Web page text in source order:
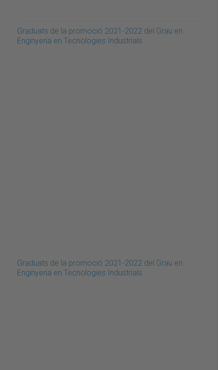
Graduats de la promoció 2021-2022 del Grau en
Enginyeria en Tecnologies Industrials
Graduats de la promoció 2021-2022 del Grau en
Enginyeria en Tecnologies Industrials